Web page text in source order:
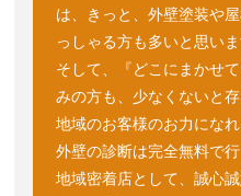
は、きっと、外壁塗装や
っしゃる方も多いと思いま
そして、『どこにまかせ
みの方も、少なくないと
地域のお客様のお⼒にな
外壁の診断は完全無料で⾏
地域密着店として、誠心